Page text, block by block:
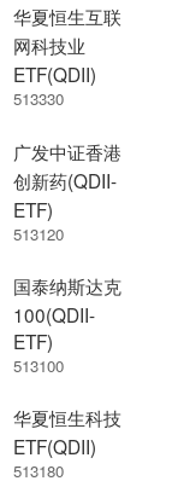
华夏恒生互联
网科技业
ETF(QDII)
513330
广发中证香港
创新药(QDII-
ETF)
513120
国泰纳斯达克
100(QDII-
ETF)
513100
华夏恒生科技
ETF(QDII)
513180